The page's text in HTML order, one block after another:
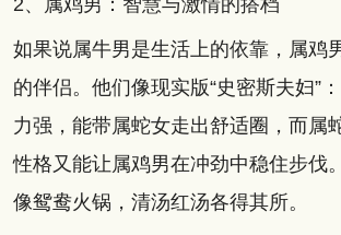
2、属鸡男：智慧与激情的搭档
如果说属牛男是生活上的依靠，属鸡
的伴侣。他们像现实版“史密斯夫妇”
力强，能带属蛇女走出舒适圈，而属
性格又能让属鸡男在冲劲中稳住步伐
像鸳鸯火锅，清汤红汤各得其所。